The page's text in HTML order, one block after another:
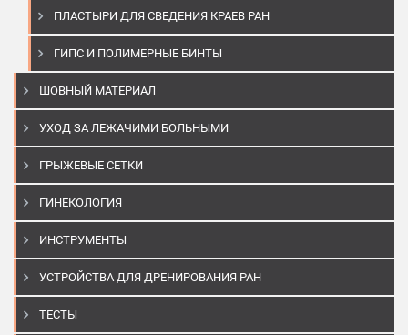
ПЛАСТЫРИ ДЛЯ СВЕДЕНИЯ КРАЕВ РАН
ГИПС И ПОЛИМЕРНЫЕ БИНТЫ
ШОВНЫЙ МАТЕРИАЛ
УХОД ЗА ЛЕЖАЧИМИ БОЛЬНЫМИ
ГРЫЖЕВЫЕ СЕТКИ
ГИНЕКОЛОГИЯ
ИНСТРУМЕНТЫ
УСТРОЙСТВА ДЛЯ ДРЕНИРОВАНИЯ РАН
ТЕСТЫ